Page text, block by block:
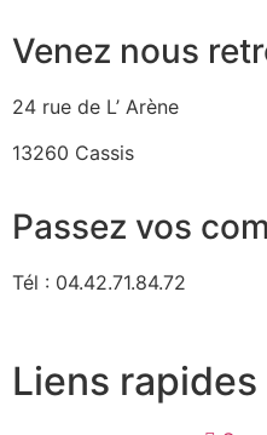
Venez nous
24 rue de L’ Arène
13260 Cassis
Passez vos
Tél : 04.42.71.84.72
Liens rapides